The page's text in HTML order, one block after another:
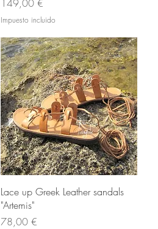
149,00 €
Impuesto incluido
Vista rápida
Lace up Greek Leather sandals
"Artemis"
Precio
78,00 €